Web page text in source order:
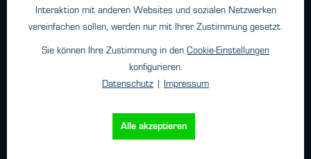
Impressum
Telefon: +49 (0)40 - 600 38 38 - 0
Fax: +49 (0)40 - 600 38 38 - 99
Interaktion mit anderen Websites und sozialen Netzwerken
vereinfachen sollen, werden nur mit Ihrer Zustimmung gesetzt.
Sie können Ihre Zustimmung in den Cookie-Einstellungen
konfigurieren.
Datenschutz
Impressum
Alle akzeptieren